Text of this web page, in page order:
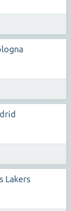
Lakers